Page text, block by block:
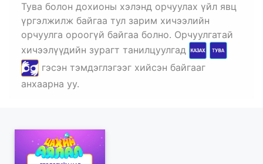
Тува болон дохионы хэлэнд орчуулах үйл явц
үргэлжилж байгаа тул зарим хичээлийн
орчуулга ороогүй байгаа болно. Орчуулгатай
хичээлүүдийн зурагт танилцуулгад
гэсэн тэмдэглэгээг хийсэн байгааг
анхаарна уу.